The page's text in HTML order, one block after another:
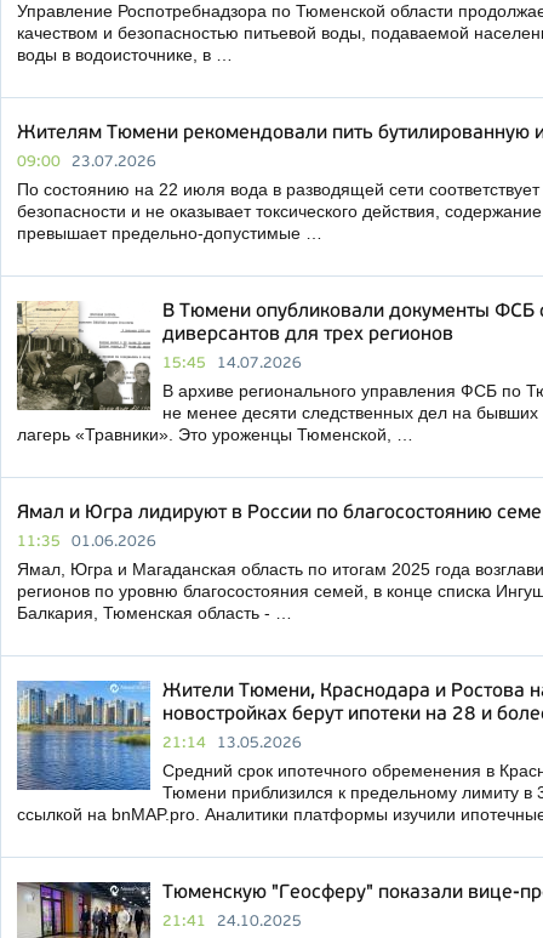
Управление Роспотребнадзора по Тюменской области
качеством и безопасностью питьевой воды, подаваемой
воды в водоисточнике, в …
Жителям Тюмени рекомендовали пить бутилированную
09:00 23.07.2026
По состоянию на 22 июля вода в разводящей сети
безопасности и не оказывает токсического действия,
превышает предельно-допустимые …
В Тюмени опубликовали документы ФСБ
диверсантов для трех регионов
15:45 14.07.2026
В архиве регионального управления ФСБ по
не менее десяти следственных дел на
лагерь «Травники». Это уроженцы Тюменской, …
Ямал и Югра лидируют в России по благосостоянию
11:35 01.06.2026
Ямал, Югра и Магаданская область по итогам 2025 года
регионов по уровню благосостояния семей, в конце списка
Балкария, Тюменская область - …
Жители Тюмени, Краснодара и Ростова
новостройках берут ипотеки на 28 и
21:14 13.05.2026
Средний срок ипотечного обременения в
Тюмени приблизился к предельному лимиту в
ссылкой на bnMAP.pro. Аналитики платформы изучили
Тюменскую "Геосферу" показали вице-
21:41 24.10.2025